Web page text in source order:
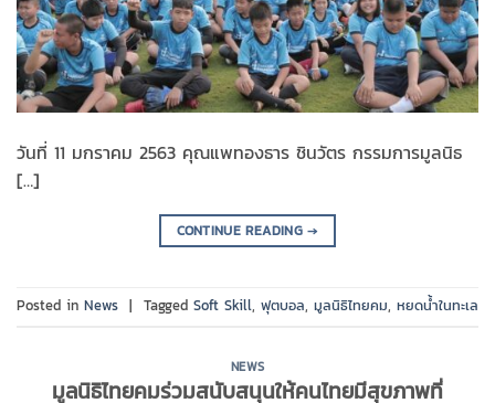
วันที่ 11 มกราคม 2563 คุณแพทองธาร ชินวัตร กรรมการมูลนิธ
[…]
CONTINUE READING→
Posted in News | Tagged Soft Skill, ฟุตบอล, มูลนิธิไทยคม, หยดน้ำในทะเล
NEWS
มูลนิธิไทยคมร่วมสนับสนุนให้คนไทยมีสุขภาพที่